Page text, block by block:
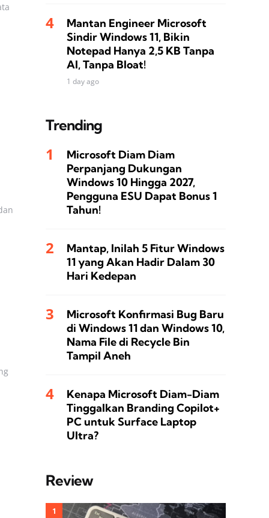
Mantan Engineer Microsoft
Sindir Windows 11, Bikin
Notepad Hanya 2,5 KB Tanpa
AI, Tanpa Bloat!
1 day ago
Trending
Microsoft Diam Diam
Perpanjang Dukungan
Windows 10 Hingga 2027,
Pengguna ESU Dapat Bonus 1
Tahun!
Mantap, Inilah 5 Fitur Windows
11 yang Akan Hadir Dalam 30
Hari Kedepan
Microsoft Konfirmasi Bug Baru
di Windows 11 dan Windows 10,
Nama File di Recycle Bin
Tampil Aneh
Kenapa Microsoft Diam-Diam
Tinggalkan Branding Copilot+
PC untuk Surface Laptop
Ultra?
Review